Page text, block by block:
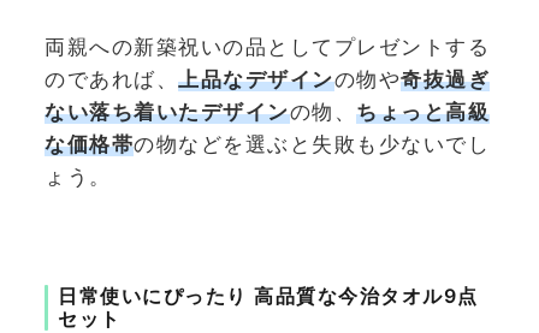
両親への新築祝いの品としてプレゼントする
のであれば、 上品なデザインの物や奇抜過ぎ
ない落ち着いたデザインの物、 ちょっと高級
な価格帯の物などを選ぶと失敗も少ないでし
ょう。
日常使いにぴったり 高品質な今治タオル9点
セット